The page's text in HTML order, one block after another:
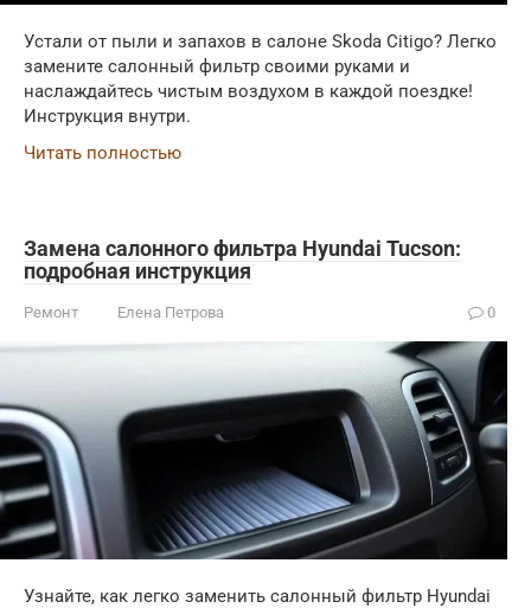
Устали от пыли и запахов в салоне Skoda Citigo? Легко
замените салонный фильтр своими руками и
наслаждайтесь чистым воздухом в каждой поездке!
Инструкция внутри.
Читать полностью
Замена салонного фильтра Hyundai Tucson:
подробная инструкция
Ремонт Елена Петрова 0
Узнайте, как легко заменить салонный фильтр Hyundai